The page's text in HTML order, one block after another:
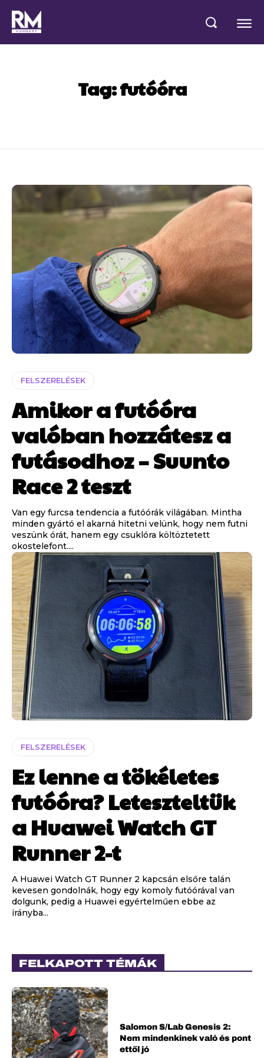
Tag:futóóra
FELSZERELÉSEK
Amikor a futóóra
valóban hozzátesz a
futásodhoz – Suunto
Race 2 teszt
Van egy furcsa tendencia a futóórák világában. Mintha
minden gyártó el akarná hitetni velünk, hogy nem futni
veszünk órát, hanem egy csuklóra költöztetett
okostelefont....
FELSZERELÉSEK
Ez lenne a tökéletes
futóóra? Leteszteltük
a Huawei Watch GT
Runner 2-t
A Huawei Watch GT Runner 2 kapcsán elsőre talán
kevesen gondolnák, hogy egy komoly futóórával van
dolgunk, pedig a Huawei egyértelműen ebbe az
irányba...
FELKAPOTT TÉMÁK
Salomon S/Lab Genesis 2:
Nem mindenkinek való és pont
ettől jó